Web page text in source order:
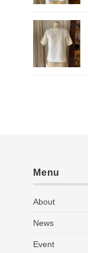
Menu
About
News
Event